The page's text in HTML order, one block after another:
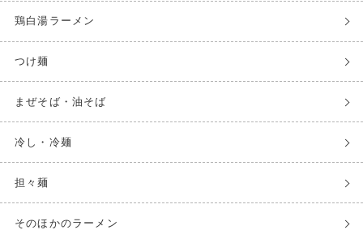
鶏白湯ラーメン
つけ麺
まぜそば・油そば
冷し・冷麺
担々麺
そのほかのラーメン